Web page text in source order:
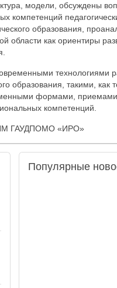
модели, обсуждены
образования,
как ориентиры
технологиями
образования, такими, как
формами,
компетенций.
ГАУДПОМО «ИРО»
Популярные